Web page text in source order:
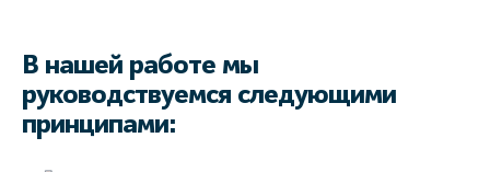
В нашей работе мы
руководствуемся следующими
принципами: